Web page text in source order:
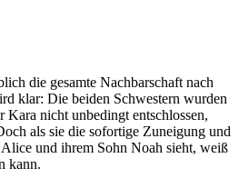
die gesamte Nachbarschaft nach
klar: Die beiden Schwestern wurden
Kara nicht unbedingt entschlossen,
als sie die sofortige Zuneigung und
und ihrem Sohn Noah sieht, weiß
kann.